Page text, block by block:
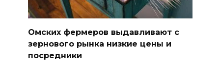
Омских фермеров выдавливают с
зернового рынка низкие цены и
посредники